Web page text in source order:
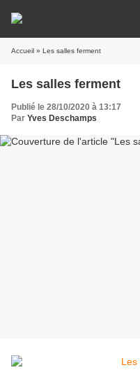
Accueil » Les salles ferment
Les salles ferment
Publié le 28/10/2020 à 13:17
Par Yves Deschamps